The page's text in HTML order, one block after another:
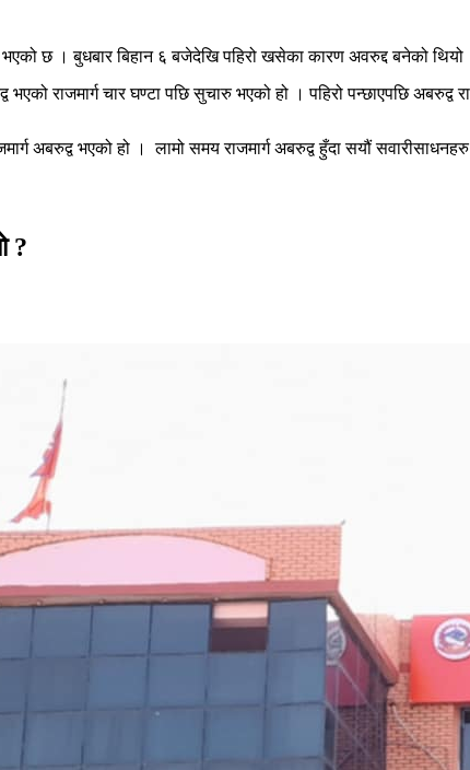
छ । बुधबार बिहान ६ बजेदेखि पहिरो खसेका कारण अवरुद्द बनेको थियो
राजमार्ग चार घण्टा पछि सुचारु भएको हो । पहिरो पन्छाएपछि
अबरुद्व भएको हो । लामो समय राजमार्ग अबरुद्व हुँदा सयौं
?